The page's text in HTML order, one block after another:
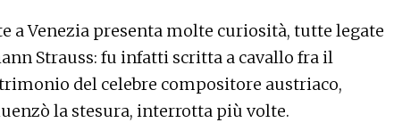
a Venezia presenta molte curiosità, tutte legate
Strauss: fu infatti scritta a cavallo fra il
del celebre compositore austriaco,
la stesura, interrotta più volte.